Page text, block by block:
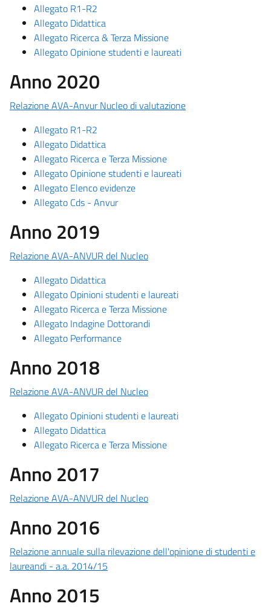
Allegato R1-R2
Allegato Didattica
Allegato Ricerca & Terza Missione
Allegato Opinione studenti e laureati
Anno 2020
Relazione AVA-Anvur Nucleo di valutazione
Allegato R1-R2
Allegato Didattica
Allegato Ricerca e Terza Missione
Allegato Opinione studenti e laureati
Allegato Elenco evidenze
Allegato Cds - Anvur
Anno 2019
Relazione AVA-ANVUR del Nucleo
Allegato Didattica
Allegato Opinioni studenti e laureati
Allegato Ricerca e Terza Missione
Allegato Indagine Dottorandi
Allegato Performance
Anno 2018
Relazione AVA-ANVUR del Nucleo
Allegato Opinioni studenti e laureati
Allegato Didattica
Allegato Ricerca e Terza Missione
Anno 2017
Relazione AVA-ANVUR del Nucleo
Anno 2016
Relazione annuale sulla rilevazione dell'opinione di studenti e
laureandi - a.a. 2014/15
Anno 2015